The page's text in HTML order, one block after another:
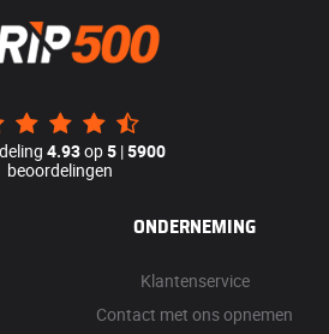
4.93op5 |5900
beoordelingen
ONDERNEMING
Klantenservice
Contact met ons opnemen